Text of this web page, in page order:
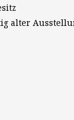
alter